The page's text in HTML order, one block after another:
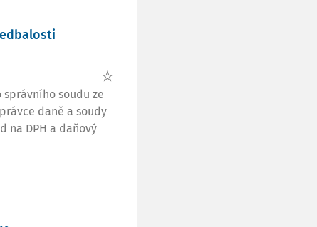
soudu ze
daně a soudy
na DPH a daňový